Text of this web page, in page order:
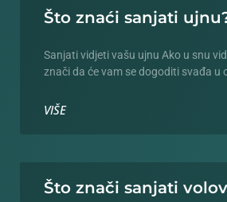
Što znaći sanjati
Sanjati vidjeti vašu ujnu Ako u snu
znači da će vam se dogoditi svađa u
VIŠE
Što znači sanjati